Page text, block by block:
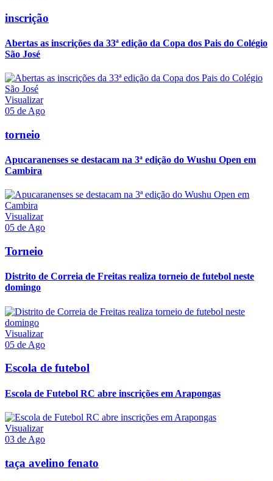
inscrição
Abertas as inscrições da 33ª edição da Copa dos Pais do Colégio
São José
Visualizar
05 de Ago
torneio
Apucaranenses se destacam na 3ª edição do Wushu Open em
Cambira
Visualizar
05 de Ago
Torneio
Distrito de Correia de Freitas realiza torneio de futebol neste
domingo
Visualizar
05 de Ago
Escola de futebol
Escola de Futebol RC abre inscrições em Arapongas
Visualizar
03 de Ago
taça avelino fenato